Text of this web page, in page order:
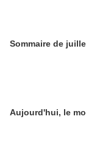
Sommaire de
Aujourd'hui, le